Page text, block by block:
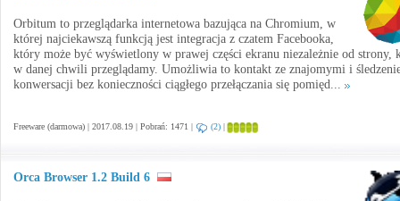
Orbitum to przeglądarka internetowa bazująca na Chromium, w
której najciekawszą funkcją jest integracja z czatem Facebooka,
który może być wyświetlony w prawej części ekranu niezależnie od strony,
w danej chwili przeglądamy. Umożliwia to kontakt ze znajomymi i
konwersacji bez konieczności ciągłego przełączania się pomięd...
Freeware (darmowa) | 2017.08.19 | Pobrań: 1471 | (2) |
Orca Browser 1.2 Build 6